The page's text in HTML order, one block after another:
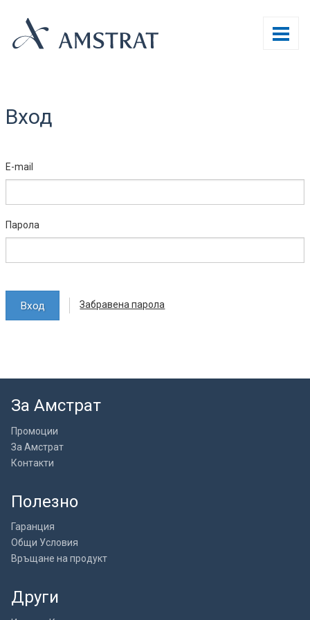
Вход
E-mail
Парола
Забравена парола
За Амстрат
Промоции
За Амстрат
Контакти
Полезно
Гаранция
Общи Условия
Връщане на продукт
Други